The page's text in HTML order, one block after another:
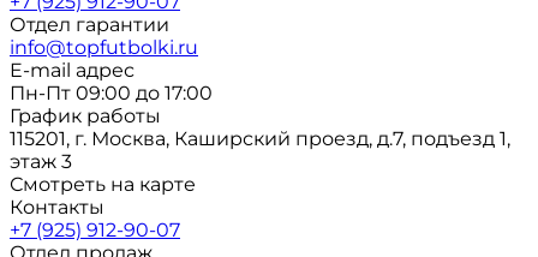
Отдел гарантии
info@topfutbolki.ru
E-mail адрес
Пн-Пт 09:00 до 17:00
График работы
115201, г. Москва, Каширский проезд, д.7, подъезд 1,
этаж 3
Смотреть на карте
Контакты
+7 (925) 912-90-07